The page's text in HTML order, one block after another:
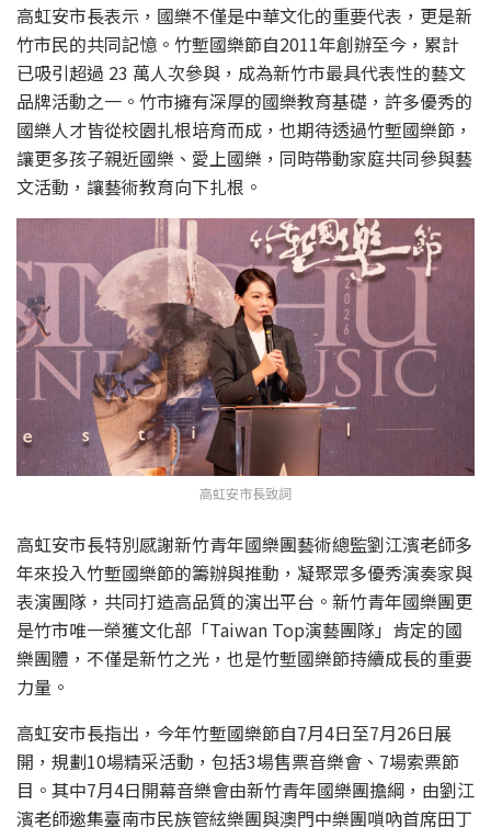
高虹安市長表示，國樂不僅是中華文化的重要代表，更是新
竹市民的共同記憶。竹塹國樂節自2011年創辦至今，累計
已吸引超過 23 萬人次參與，成為新竹市最具代表性的藝文
品牌活動之一。竹市擁有深厚的國樂教育基礎，許多優秀的
國樂人才皆從校園扎根培育而成，也期待透過竹塹國樂節，
讓更多孩子親近國樂、愛上國樂，同時帶動家庭共同參與藝
文活動，讓藝術教育向下扎根。
高虹安市長致詞
高虹安市長特別感謝新竹青年國樂團藝術總監劉江濱老師多
年來投入竹塹國樂節的籌辦與推動，凝聚眾多優秀演奏家與
表演團隊，共同打造高品質的演出平台。新竹青年國樂團更
是竹市唯一榮獲文化部「Taiwan Top演藝團隊」肯定的國
樂團體，不僅是新竹之光，也是竹塹國樂節持續成長的重要
力量。
高虹安市長指出，今年竹塹國樂節自7月4日至7月26日展
開，規劃10場精采活動，包括3場售票音樂會、7場索票節
目。其中7月4日開幕音樂會由新竹青年國樂團擔綱，由劉江
濱老師邀集臺南市民族管絃樂團與澳門中樂團嗩吶首席田丁